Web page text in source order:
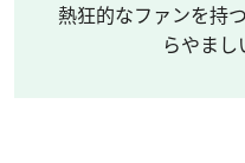
熱狂的なファンを持
らやま